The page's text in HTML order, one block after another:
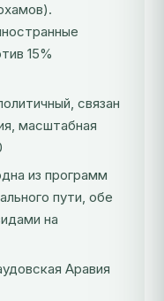
15%
связан
масштабная
из программ
пути, обе
на
Аравия